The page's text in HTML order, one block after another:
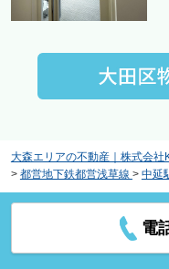
大森エリアの不動産｜株式会社
> 都営地下鉄都営浅草線 > 中延
電